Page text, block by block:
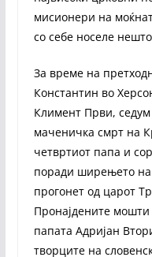
мисионери на
со себе носеле
За време на
Константин во
Климент Први,
маченичка смрт на
четвртиот папа и
поради ширењето на
прогонет од царот
Пронајдените
папата Адријан
творците на